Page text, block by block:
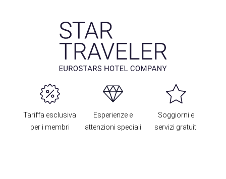
Tariffa esclusiva
per i membri
Esperienze e
attenzioni speciali
Soggiorni e
servizi gratuiti